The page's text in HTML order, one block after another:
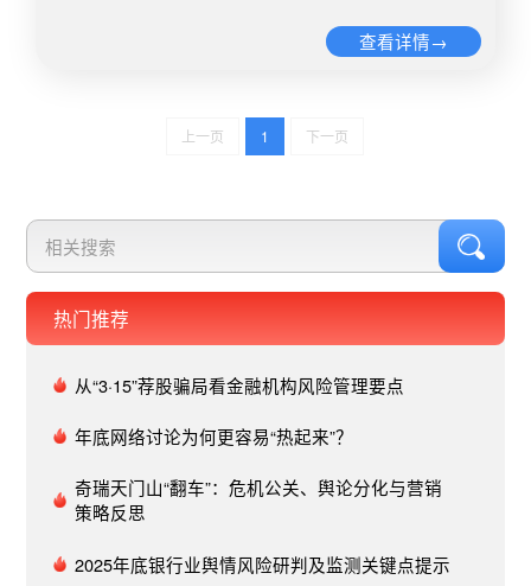
使用后出现“大头娃娃”现象：发育迟缓、多毛、脸
肿大等。舆情简析此次涉事产品并非“消”字号母婴
和霜，享受着“低门槛”监管，却违规添加激素，成
为违规添加激素的重灾区。如含强效激素，在不知
乱象，当前除需尽快查清真相外，也需要针对性的
做好监管和提高市场准入门槛，以确保相关产品的
安全性。点击查看该事件舆情简报全文：婴儿霜“大
头娃娃”事件舆情简报：“消”字号多少隐患待消03全
棉时代就争议广告事件舆情概述1月7日，全棉时代
的一则视频营销广告被网友指责“侮辱女性”，并迅
速登上微博热搜。此后，全棉时代曾两度在官方微
博发文道歉，但由于其在最近一封致歉信中大篇幅
被网友质疑没有诚意，道歉信都在“打广告”。舆情
简析全棉时代因广告内容不尊重女性被质疑，而一
热搜。全棉时代多次道歉均未取得网友谅解，或许
查看详情→
上一页 1 下一页
热门推荐
从“3·15”荐股骗局看金融机构风险管理要点
年底网络讨论为何更容易“热起来”？
奇瑞天门山“翻车”：危机公关、舆论分化与营销
策略反思
2025年底银行业舆情风险研判及监测关键点提示